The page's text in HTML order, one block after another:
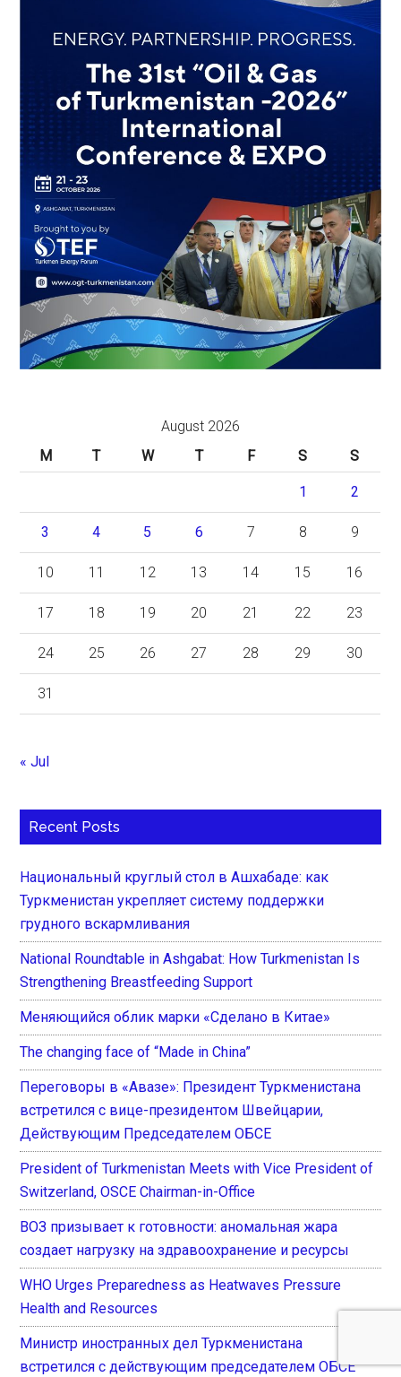
August 2026
M
T W T F S S
1 2
3 4 5 6 7 8 9
10 11 12 13 14 15 16
17 18 19 20 21 22 23
24 25 26 27 28 29 30
31
« Jul
Recent Posts
Национальный круглый стол в Ашхабаде: как
Туркменистан укрепляет систему поддержки
грудного вскармливания
National Roundtable in Ashgabat: How Turkmenistan Is
Strengthening Breastfeeding Support
Меняющийся облик марки «Сделано в Китае»
The changing face of “Made in China”
Переговоры в «Авазе»: Президент Туркменистана
встретился с вице-президентом Швейцарии,
Действующим Председателем ОБСЕ
President of Turkmenistan Meets with Vice President of
Switzerland, OSCE Chairman-in-Office
ВОЗ призывает к готовности: аномальная жара
создает нагрузку на здравоохранение и ресурсы
WHO Urges Preparedness as Heatwaves Pressure
Health and Resources
Министр иностранных дел Туркменистана
встретился с действующим председателем ОБСЕ